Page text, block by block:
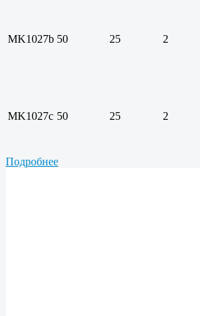
MK1027b 50 25 2
MK1027c 50 25 2
Подробнее